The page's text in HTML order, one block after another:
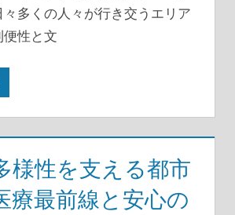
多くの人々が行き交うエリア
性と文
様性を支える都市
療最前線と安心の